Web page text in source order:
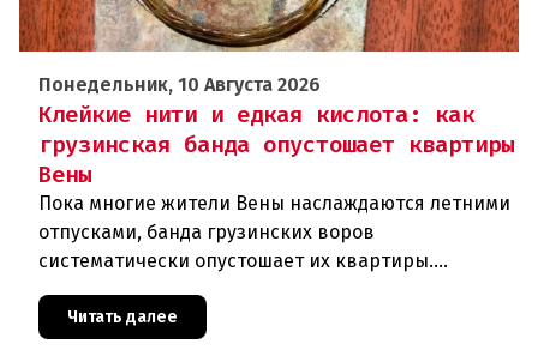
Понедельник, 10 Августа 2026
Клейкие нити и едкая кислота: как
грузинская банда опустошает квартиры
Вены
Пока многие жители Вены наслаждаются летними
отпусками, банда грузинских воров
систематически опустошает их квартиры.
азотную кислоту, чтобы разъедать замки, и
Читать далее